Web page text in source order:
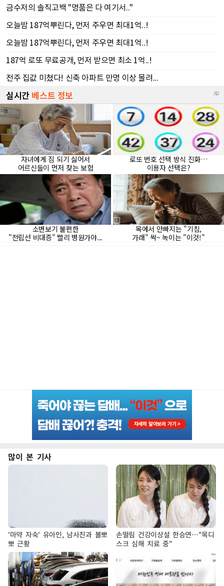
많이 본 기사
'마약 자숙' 유아인, 남사친과 볼뽀
뽀 근황
손떨림 건강이상설 한승연…"목디
스크 심해 치료 중"